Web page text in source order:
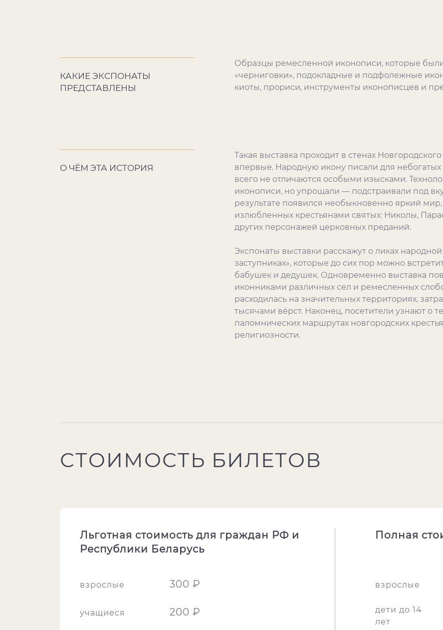
КАКИЕ ЭКСПОНАТЫ
ПРЕДСТАВЛЕНЫ
Образцы ремесленной иконописи, которые
«черниговки», подокладные и подфолежные
киоты, прориси, инструменты иконописцев и
О ЧЁМ ЭТА ИСТОРИЯ
Такая выставка проходит в стенах
впервые. Народную икону писали для
всего не отличаются особыми изысками.
иконописи, но упрощали — подстраивали под
результате появился необыкновенно яркий
излюбленных крестьянами святых: Николы,
других персонажей церковных преданий.
Экспонаты выставки расскажут о ликах
заступниках», которые до сих пор можно
бабушек и дедушек. Одновременно выставка
иконниками различных сел и ремесленных
расходилась на значительных территориях,
тысячами вёрст. Наконец, посетители узнают о
паломнических маршрутах новгородских
религиозности.
СТОИМОСТЬ БИЛЕТОВ
Льготная стоимость для граждан РФ и
Республики Беларусь
взрослые 300 ₽
учащиеся 200 ₽
Полная
взрослые
дети до 14
лет